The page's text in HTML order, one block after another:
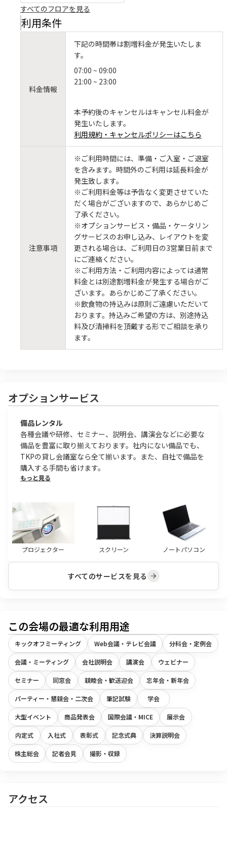
すべてのフロアを見る
利用条件
料金情報
下記の時間帯は割増料金が発生いたしま
す。
07:00 ~ 09:00
21:00 ~ 23:00
本予約後のキャンセルはキャンセル料金が
発生いたします。
利用規約・キャンセルポリシーはこちら
注意事項
※ご利用時間には、準備・ご入室・ご退室
を含みます。時間外のご利用は延長料金が
発生致します。
※ご利用料金等は予告なく変更させていた
だく場合がございますので、あらかじめご
了承ください。
※オプションサービス・備品・ケータリン
グサービスのお申し込み、レイアウトを変
更される場合は、ご利用日の3営業日前まで
にご連絡ください。
※ご利用方法・ご利用内容によっては通常
料金とは別途割増料金が発生する場合がご
ざいます。あらかじめご了承ください。
※飲食物の持込みは原則ご遠慮いただいて
おります。持込みご希望の方は、別途持込
料及び清掃料を頂戴する形でご相談を承り
ます。
オプションサービス
備品レンタル
各種会議や研修、セミナー、説明会、講演会などに必要な
備品を豊富に取り揃えております。社内にない備品でも、
TKPの貸し会議室なら全て揃います。また、自社で備品を
購入する手間も省けます。
もっと見る
プロジェクター スクリーン ノートパソコン
すべてのサービスを見る
この会場の最適な利用用途
キックオフミーティング Web会議・テレビ会議 分科会・定例会
会議・ミーティング 会社説明会 講演会 ウェビナー
セミナー 同窓会 親睦会・歓送迎会 忘年会・新年会
パーティー・懇親会・二次会 筆記試験 学会
大型イベント 商品発表会 国際会議・MICE 展示会
内定式 入社式 表彰式 記念式典 決算説明会
株主総会 記者会見 撮影・収録
アクセス